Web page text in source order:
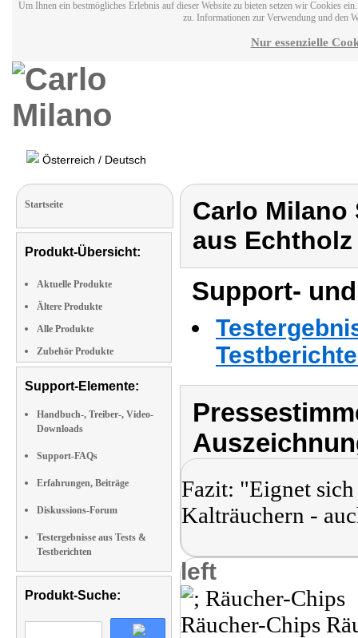
Um Ihnen ein bestmögliches Erlebnis auf dieser Website zu bieten setzen wir Cookies
zu. Informationen zur Verwendung und den
Nur essenzielle
Österreich / Deutsch
Startseite
Produkt-Übersicht:
Aktuelle Produkte
Ältere Produkte
Alle Produkte
Zubehör Produkte
Support-Elemente:
Handbuch-, Treiber-, Video-
Downloads
Support-FAQs
Erfahrungen, Beiträge
Diskussions-Forum
Testergebnisse aus Tests &
Testberichten
Produkt-Suche:
Carlo Milano
aus Echtholz
Support-
Fazit: "Eignet
Kalträuchern -
left